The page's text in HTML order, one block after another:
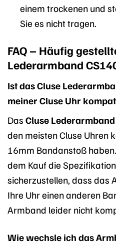
einem trockenen und
Sie es nicht tragen.
FAQ – Häufig
Lederarmband
Ist das Cluse
meiner Cluse Uhr
Das Cluse
den meisten Cluse Uhren
16mm Bandanstoß
dem Kauf die
sicherzustellen, dass das
Ihre Uhr einen anderen
Armband leider nicht
Wie wechsle ich das